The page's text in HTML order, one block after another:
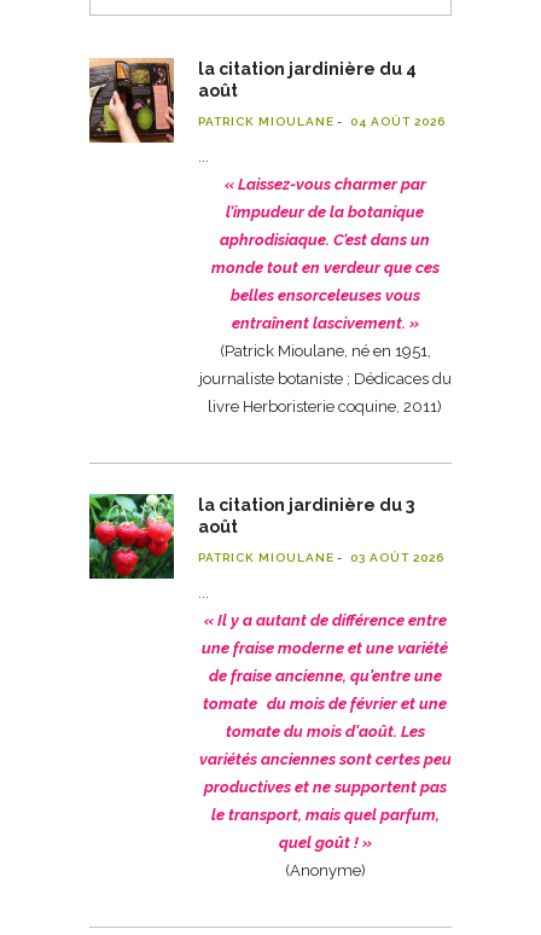
la citation jardinière du 4
août
PATRICK MIOULANE 04 AOÛT 2026
« Laissez-vous charmer par
l’impudeur de la botanique
aphrodisiaque. C’est dans un
monde tout en verdeur que ces
belles ensorceleuses vous
entraînent lascivement. »
(Patrick Mioulane, né en 1951,
journaliste botaniste ; Dédicaces du
livre Herboristerie coquine, 2011)
la citation jardinière du 3
août
PATRICK MIOULANE 03 AOÛT 2026
« Il y a autant de différence entre
une fraise moderne et une variété
de fraise ancienne, qu'entre une
tomate du mois de février et une
tomate du mois d'août. Les
variétés anciennes sont certes peu
productives et ne supportent pas
le transport, mais quel parfum,
quel goût ! »
(Anonyme)